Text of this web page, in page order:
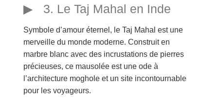
3. Le Taj Mahal en Inde
Symbole d’amour éternel, le Taj Mahal est une
merveille du monde moderne. Construit en
marbre blanc avec des incrustations de pierres
précieuses, ce mausolée est une ode à
l’architecture moghole et un site incontournable
pour les voyageurs.